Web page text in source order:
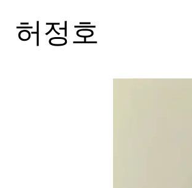
허정호